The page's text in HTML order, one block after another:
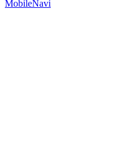
MobileNavi